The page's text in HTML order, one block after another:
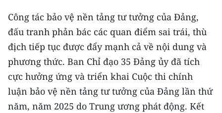
Công tác bảo vệ nền tảng tư tưởng của Đảng,
đấu tranh phản bác các quan điểm sai trái, thù
địch tiếp tục được đẩy mạnh cả về nội dung và
phương thức. Ban Chỉ đạo 35 Đảng ủy đã tích
cực hưởng ứng và triển khai Cuộc thi chính
luận bảo vệ nền tảng tư tưởng của Đảng lần thứ
năm, năm 2025 do Trung ương phát động. Kết